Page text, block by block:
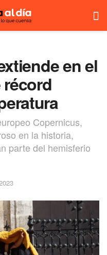
en el
Copernicus,
en la historia,
parte del hemisferio